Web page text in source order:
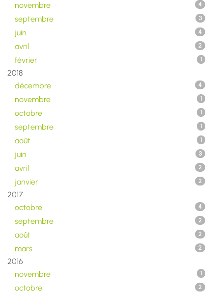
novembre
4
septembre 3
juin 4
avril 2
février 1
2018
décembre
4
novembre 1
octobre 1
septembre 1
août 1
juin 3
avril 2
janvier 2
2017
octobre
4
septembre 2
août 2
mars 2
2016
novembre
1
octobre 2